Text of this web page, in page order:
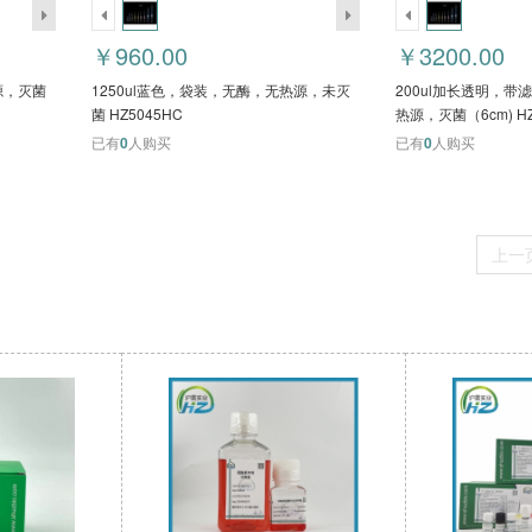
灭菌
￥960.00
1250ul蓝色，袋装，无酶，无热源，未灭
菌 HZ5045HC
已有0人购买
￥3200.00
200ul加长透明，带
热源，灭菌（6cm)
已有0人购买
上一